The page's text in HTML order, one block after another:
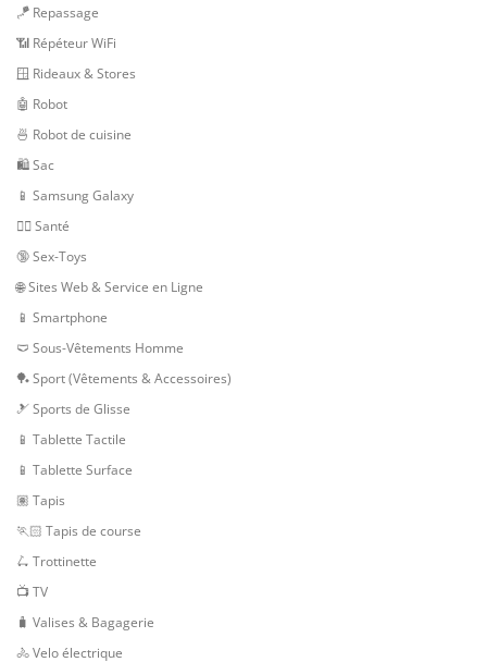
🪁 Repassage
📶 Répéteur WiFi
🪟 Rideaux & Stores
🤖 Robot
🍜 Robot de cuisine
🛍 Sac
📱 Samsung Galaxy
👨‍⚕️ Santé
🔞 Sex-Toys
🌐 Sites Web & Service en Ligne
📱 Smartphone
🩲 Sous-Vêtements Homme
🏓 Sport (Vêtements & Accessoires)
🎿 Sports de Glisse
📱 Tablette Tactile
📱 Tablette Surface
🏽 Tapis
🏃🏻 Tapis de course
🛴 Trottinette
📺 TV
🧳 Valises & Bagagerie
🚴 Velo électrique